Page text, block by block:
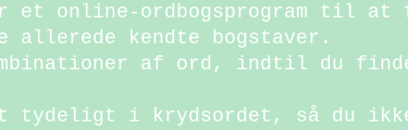
et online-ordbogsprogram til at
kendte bogstaver.
af ord, indtil du
tydeligt i krydsordet, så du